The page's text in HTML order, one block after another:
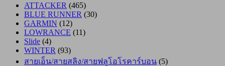
ATTACKER (465)
BLUE RUNNER (30)
GARMIN (12)
LOWRANCE (11)
Slide (4)
WINTER (93)
สายเอ็น/สายสลิง/สายฟลูโอโรคาร์บอน (5)